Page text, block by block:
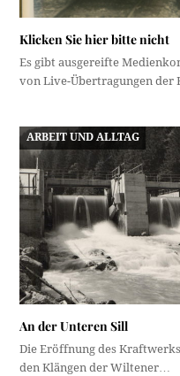
Klicken Sie hier bitte nicht
Es gibt ausgereifte
von Live-Übertragungen der
ARBEIT UND ALLTAG
An der Unteren Sill
Die Eröffnung des
den Klängen der Wiltener…